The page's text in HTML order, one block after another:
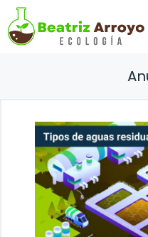
Saltar
al
contenido